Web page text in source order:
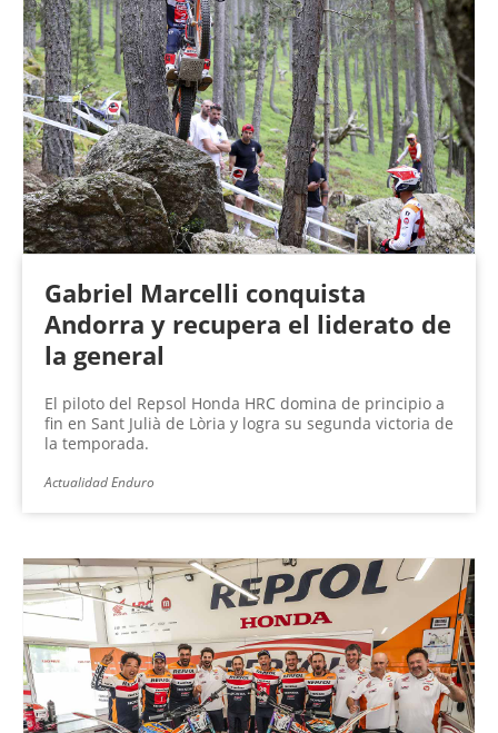
Gabriel Marcelli conquista
Andorra y recupera el liderato de
la general
El piloto del Repsol Honda HRC domina de principio a
fin en Sant Julià de Lòria y logra su segunda victoria de
la temporada.
Actualidad Enduro